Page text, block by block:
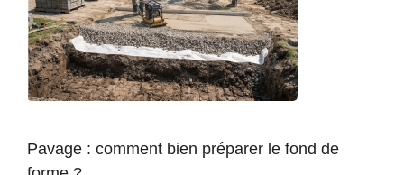
Pavage : comment bien préparer le fond de